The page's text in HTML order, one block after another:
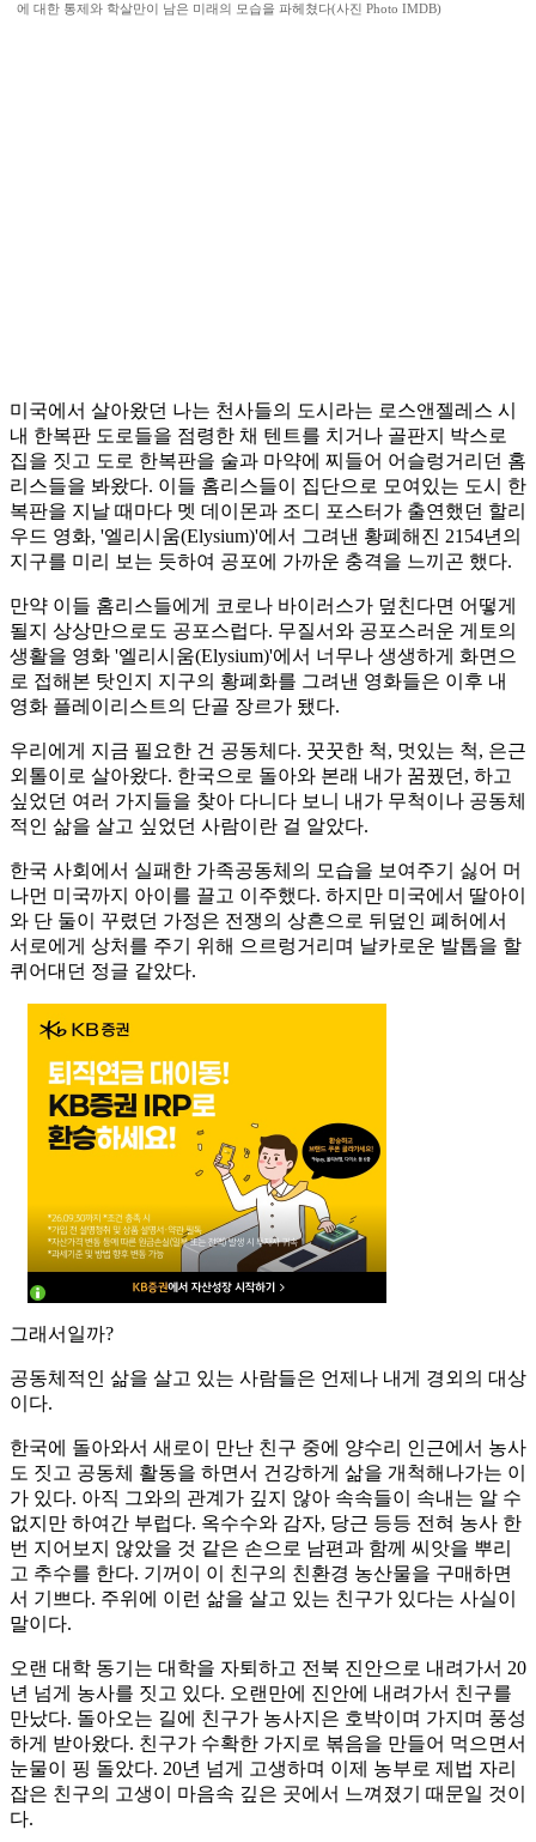
에 대한 통제와 학살만이 남은 미래의 모습을 파헤쳤다(사진 Photo IMDB)
미국에서 살아왔던 나는 천사들의 도시라는 로스앤젤레스 시
내 한복판 도로들을 점령한 채 텐트를 치거나 골판지 박스로
집을 짓고 도로 한복판을 술과 마약에 찌들어 어슬렁거리던 홈
리스들을 봐왔다. 이들 홈리스들이 집단으로 모여있는 도시 한
복판을 지날 때마다 멧 데이몬과 조디 포스터가 출연했던 할리
우드 영화, '엘리시움(Elysium)'에서 그려낸 황폐해진 2154년의
지구를 미리 보는 듯하여 공포에 가까운 충격을 느끼곤 했다.
만약 이들 홈리스들에게 코로나 바이러스가 덮친다면 어떻게
될지 상상만으로도 공포스럽다. 무질서와 공포스러운 게토의
생활을 영화 '엘리시움(Elysium)'에서 너무나 생생하게 화면으
로 접해본 탓인지 지구의 황폐화를 그려낸 영화들은 이후 내
영화 플레이리스트의 단골 장르가 됐다.
우리에게 지금 필요한 건 공동체다. 꿋꿋한 척, 멋있는 척, 은근
외톨이로 살아왔다. 한국으로 돌아와 본래 내가 꿈꿨던, 하고
싶었던 여러 가지들을 찾아 다니다 보니 내가 무척이나 공동체
적인 삶을 살고 싶었던 사람이란 걸 알았다.
한국 사회에서 실패한 가족공동체의 모습을 보여주기 싫어 머
나먼 미국까지 아이를 끌고 이주했다. 하지만 미국에서 딸아이
와 단 둘이 꾸렸던 가정은 전쟁의 상흔으로 뒤덮인 폐허에서
서로에게 상처를 주기 위해 으르렁거리며 날카로운 발톱을 할
퀴어대던 정글 같았다.
그래서일까?
공동체적인 삶을 살고 있는 사람들은 언제나 내게 경외의 대상
이다.
한국에 돌아와서 새로이 만난 친구 중에 양수리 인근에서 농사
도 짓고 공동체 활동을 하면서 건강하게 삶을 개척해나가는 이
가 있다. 아직 그와의 관계가 깊지 않아 속속들이 속내는 알 수
없지만 하여간 부럽다. 옥수수와 감자, 당근 등등 전혀 농사 한
번 지어보지 않았을 것 같은 손으로 남편과 함께 씨앗을 뿌리
고 추수를 한다. 기꺼이 이 친구의 친환경 농산물을 구매하면
서 기쁘다. 주위에 이런 삶을 살고 있는 친구가 있다는 사실이
말이다.
오랜 대학 동기는 대학을 자퇴하고 전북 진안으로 내려가서 20
년 넘게 농사를 짓고 있다. 오랜만에 진안에 내려가서 친구를
만났다. 돌아오는 길에 친구가 농사지은 호박이며 가지며 풍성
하게 받아왔다. 친구가 수확한 가지로 볶음을 만들어 먹으면서
눈물이 핑 돌았다. 20년 넘게 고생하며 이제 농부로 제법 자리
잡은 친구의 고생이 마음속 깊은 곳에서 느껴졌기 때문일 것이
다.